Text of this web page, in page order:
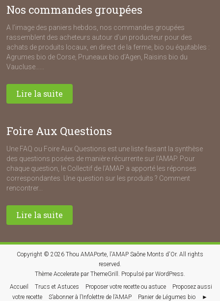
Nos commandes groupées
A l’image des paniers hebdos, nos commandes groupées
rassemblent des acheteurs autour d’un producteur pour des
achats de produits locaux, en direct de la ferme, bio ou équitables :
Agrumes bio de Corse, Pruneaux bio d’Agen, Raisins bio du
Vaucluse…...
Lire la suite
Foire Aux Questions
Une FAQ ou Foire Aux Questions est une liste faisant la synthèse
des questions posées de manière récurrente sur l’AMAP. Pour
chaque question, le Collectif de l’AMAP a apporté les réponses
correspondantes. Une question sur les produits ? Comment
rencontrer...
Lire la suite
Copyright © 2026 Thou AMAPorte, l'AMAP Saône Monts d'Or. All rights
reserved.
Thème Acceleratepar ThemeGrill. Propulsé par WordPress.
Accueil
Trucs et Astuces Proposer votre recette ou astuce
Proposez aussi
votre recette
S’abonner à l’Infolettre de l’AMAP Panier de Légumes bio ►